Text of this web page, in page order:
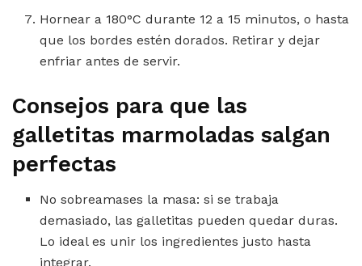
Hornear a 180°C durante 12 a 15 minutos, o hasta
que los bordes estén dorados. Retirar y dejar
enfriar antes de servir.
Consejos para que las
galletitas marmoladas salgan
perfectas
No sobreamases la masa: si se trabaja
demasiado, las galletitas pueden quedar duras.
Lo ideal es unir los ingredientes justo hasta
integrar.